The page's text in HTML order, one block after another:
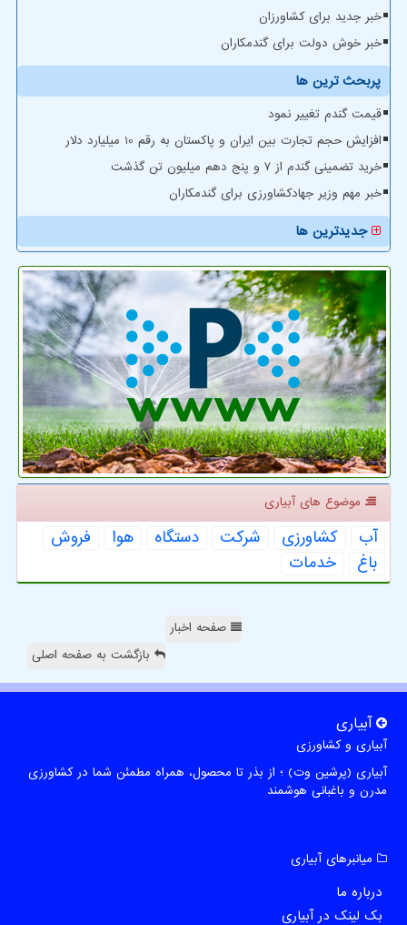
خبر جدید برای کشاورزان
خبر خوش دولت برای گندمکاران
پربحث ترین ها
قیمت گندم تغییر نمود
افزایش حجم تجارت بین ایران و پاکستان به رقم 10 میلیارد دلار
خرید تضمینی گندم از ۷ و پنج دهم میلیون تن گذشت
خبر مهم وزیر جهادکشاورزی برای گندمکاران
جدیدترین ها
موضوع های آبیاری
آب كشاورزی شركت دستگاه هوا
فروش
باغ
خدمات
صفحه اخبار
بازگشت به صفحه اصلی
آبیاری
آبیاری و کشاورزی
آبیاری (پرشین وت) ؛ از بذر تا محصول، همراه مطمئن شما در کشاورزی
مدرن و باغبانی هوشمند
میانبرهای آبیاری
درباره ما
بک لینک در آبیاری